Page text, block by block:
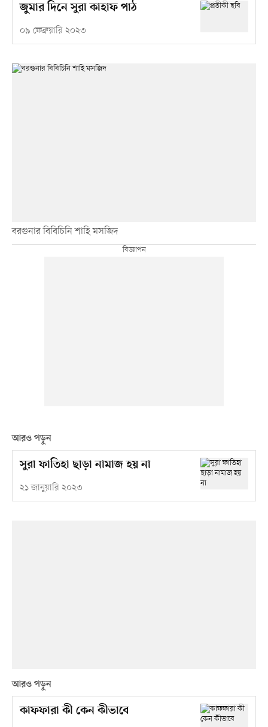
জুমার দিনে সুরা কাহাফ পাঠ
০৯ ফেব্রুয়ারি ২০২৩
বরগুনার বিবিচিনি শাহি মসজিদ
আরও পড়ুন
সুরা ফাতিহা ছাড়া নামাজ হয় না
২১ জানুয়ারি ২০২৩
আরও পড়ুন
কাফফারা কী কেন কীভাবে